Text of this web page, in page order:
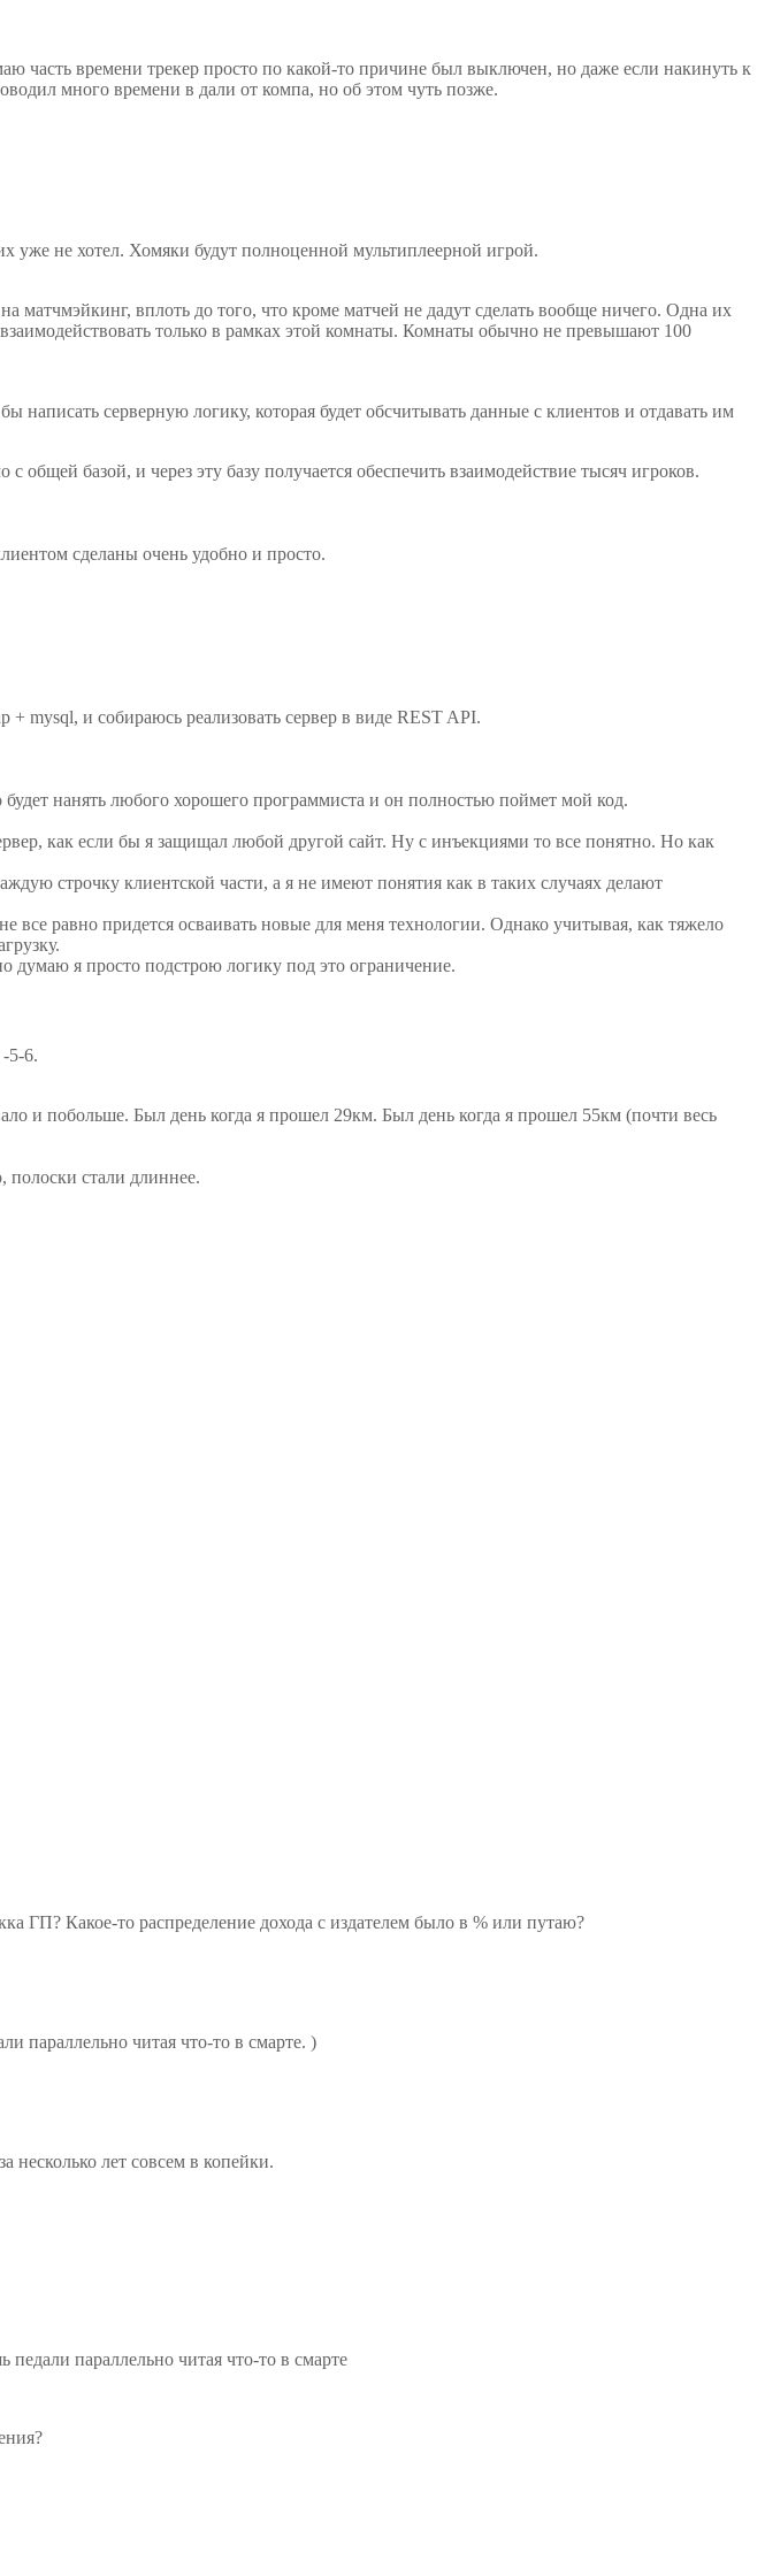
часть времени трекер просто по какой-то причине был выключен, но даже если накинуть к
много времени в дали от компа, но об этом чуть позже.
уже не хотел. Хомяки будут полноценной мультиплеерной игрой.
вплоть до того, что кроме матчей не дадут сделать вообще ничего. Одна их
только в рамках этой комнаты. Комнаты обычно не превышают 100
серверную логику, которая будет обсчитывать данные с клиентов и отдавать им
базой, и через эту базу получается обеспечить взаимодействие тысяч игроков.
сделаны очень удобно и просто.
mysql, и собираюсь реализовать сервер в виде REST API.
нанять любого хорошего программиста и он полностью поймет мой код.
как если бы я защищал любой другой сайт. Ну с инъекциями то все понятно. Но как
строчку клиентской части, а я не имеют понятия как в таких случаях делают
равно придется осваивать новые для меня технологии. Однако учитывая, как тяжело
думаю я просто подстрою логику под это ограничение.
5-6.
и побольше. Был день когда я прошел 29км. Был день когда я прошел 55км (почти весь
полоски стали длиннее.
ГП? Какое-то распределение дохода с издателем было в % или путаю?
параллельно читая что-то в смарте. )
несколько лет совсем в копейки.
педали параллельно читая что-то в смарте